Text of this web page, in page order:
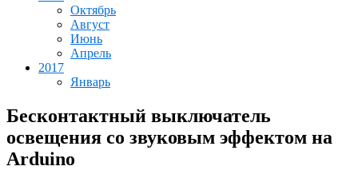
Октябрь
Август
Июнь
Апрель
2017
Январь
Бесконтактный выключатель
освещения со звуковым эффектом на
Arduino